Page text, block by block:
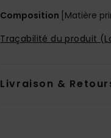
Composition [Matière
Traçabilité du produit
Livraison &